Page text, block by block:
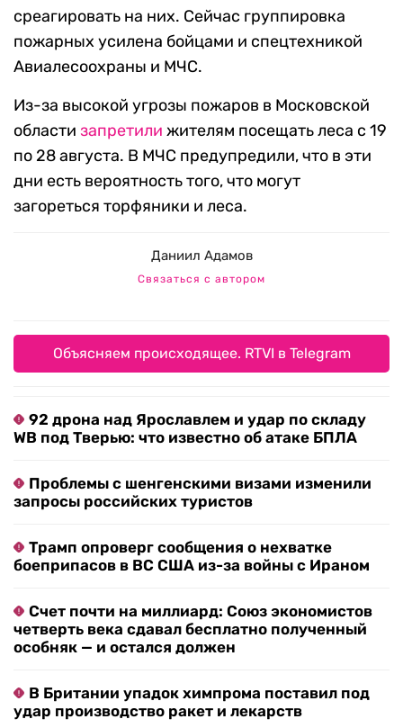
среагировать на них. Сейчас группировка
пожарных усилена бойцами и спецтехникой
Авиалесоохраны и МЧС.
Из-за высокой угрозы пожаров в Московской
области запретили жителям посещать леса с 19
по 28 августа. В МЧС предупредили, что в эти
дни есть вероятность того, что могут
загореться торфяники и леса.
Даниил Адамов
Связаться с автором
Объясняем происходящее. RTVI в Telegram
92 дрона над Ярославлем и удар по складу
WB под Тверью: что известно об атаке БПЛА
Проблемы с шенгенскими визами изменили
запросы российских туристов
Трамп опроверг сообщения о нехватке
боеприпасов в ВС США из-за войны с Ираном
Счет почти на миллиард: Союз экономистов
четверть века сдавал бесплатно полученный
особняк — и остался должен
В Британии упадок химпрома поставил под
удар производство ракет и лекарств